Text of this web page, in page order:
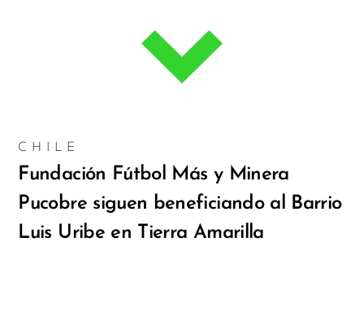
CHILE
Fundación Fútbol Más y Minera
Pucobre siguen beneficiando al Barrio
Luis Uribe en Tierra Amarilla